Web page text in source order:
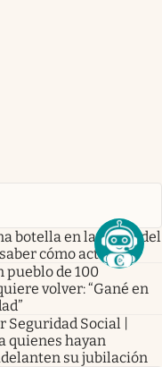
botella en la rueda del
cómo actuar
pueblo de 100
volver: “Gané en
Seguridad Social |
quienes hayan
su jubilación